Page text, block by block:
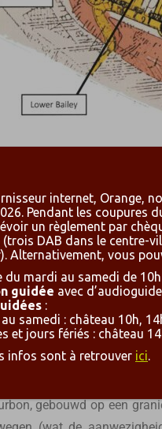
Pierre Gélis-Didot's
was de thuisbasis van
“Vieux-Logis” op
uit verschillende
waardoor het moeilijk is
uit de 12e eeuw, maar
de geschiedenis van
van de 13e eeuw tot het
gebouwd op een
internet, Orange,
Pendant les coupures
un règlement par
(trois DAB dans le centre-
Alternativement, vous
du mardi au samedi de
guidée avec
:
samedi : château 10h,
et jours fériés : château
infos sont à retrouver ici.